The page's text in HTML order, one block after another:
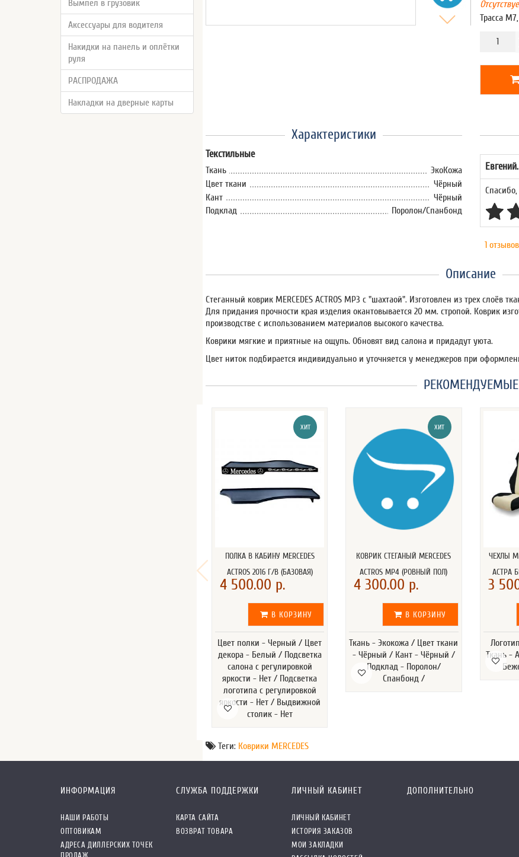
Вымпел в грузовик
Аксессуары для водителя
Накидки на панель и оплётки
руля
РАСПРОДАЖА
Накладки на дверные карты
Трасса
Характеристики
Текстильные
Ткань
ЭкоКожа
Цвет ткани
Чёрный
Кант
Чёрный
Подклад
Поролон/Спанбонд
1 отзывов
Описание
Стеганный коврик MERCEDES ACTROS MP3 с "шахтаой". Изготовлен из трех слоёв
Для придания прочности края изделия окантовывается 20 мм. стропой. Коврик
производстве с использованием материалов высокого качества.
Коврики мягкие и приятные на ощупь. Обновят вид салона и придадут уюта.
Цвет ниток подбирается индивидуально и уточняется у менеджеров при
РЕКОМЕНДУЕМЫЕ
ХИТ
ПОЛКА В КАБИНУ MERCEDES
ACTROS 2016 Г/В (БАЗОВАЯ)
4 500.00 р.
В КОРЗИНУ
Цвет полки - Черный / Цвет
декора - Белый / Подсветка
салона с регулировкой
яркости - Нет / Подсветка
логотипа с регулировкой
яркости - Нет / Выдвижной
столик - Нет
ХИТ
КОВРИК СТЕГАНЫЙ MERCEDES
ACTROS MP4 (РОВНЫЙ ПОЛ)
4 300.00 р.
В КОРЗИНУ
Ткань - Экокожа / Цвет ткани
- Чёрный / Кант - Чёрный /
Подклад - Поролон/
Спанбонд /
ЧЕХЛЫ
АСТРА
3
Ткань -
Теги: Коврики MERCEDES
ИНФОРМАЦИЯ
НАШИ РАБОТЫ
ОПТОВИКАМ
АДРЕСА ДИЛЛЕРСКИХ ТОЧЕК
СЛУЖБА ПОДДЕРЖКИ
КАРТА САЙТА
ВОЗВРАТ ТОВАРА
ЛИЧНЫЙ КАБИНЕТ
ЛИЧНЫЙ КАБИНЕТ
ИСТОРИЯ ЗАКАЗОВ
МОИ ЗАКЛАДКИ
ДОПОЛНИТЕЛЬНО